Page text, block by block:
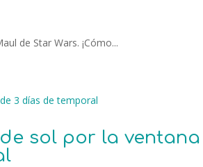
de Star Wars. ¡Cómo...
sol por la ventana